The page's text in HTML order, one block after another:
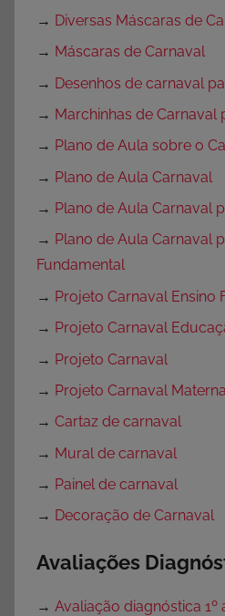
→ Diversas Máscaras de
→ Máscaras de Carnaval
→ Desenhos de carnaval
→ Marchinhas de Carnaval
→ Plano de Aula sobre o
→ Plano de Aula Carnaval
→ Plano de Aula Carnaval
→ Plano de Aula Carnaval
Fundamental
→ Projeto Carnaval Ensino
→ Projeto Carnaval
→ Projeto Carnaval
→ Projeto Carnaval
→ Cartaz de carnaval
→ Mural de carnaval
→ Painel de carnaval
→ Decoração de Carnaval
Avaliações
→ Avaliação diagnóstica 1º